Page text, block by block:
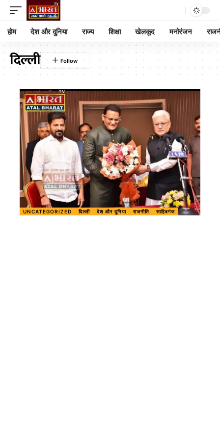
होम देश और दुनिया राज्य शिक्षा खेलकूद मनोरंजन
दिल्ली
UNCATEGORIZED दिल्ली देश और दुनिया राजनीति साहिबगंज